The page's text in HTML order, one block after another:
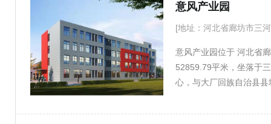
意风产业园
[地址：河北省廊坊市三
意风产业园位于 河北省
52859.79平米，坐落于
心，与大厂回族自治县